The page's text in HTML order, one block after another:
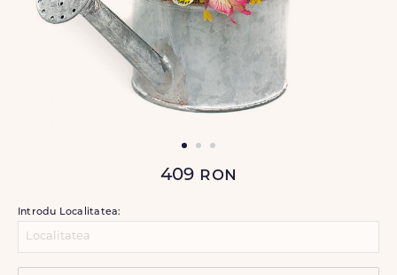
409 ron
Introdu Localitatea: